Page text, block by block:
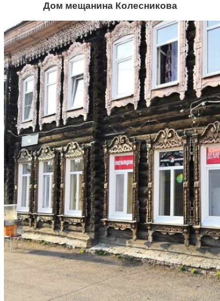
Дом мещанина Колесникова